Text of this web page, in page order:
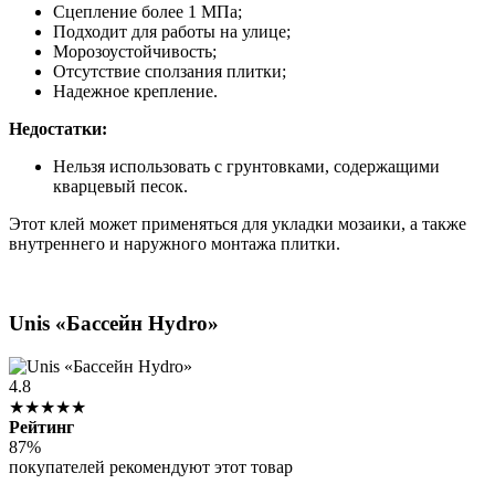
Сцепление более 1 МПа;
Подходит для работы на улице;
Морозоустойчивость;
Отсутствие сползания плитки;
Надежное крепление.
Недостатки:
Нельзя использовать с грунтовками, содержащими
кварцевый песок.
Этот клей может применяться для укладки мозаики, а также
внутреннего и наружного монтажа плитки.
Unis «Бассейн Hydro»
4.8
★★★★★
Рейтинг
87%
покупателей рекомендуют этот товар